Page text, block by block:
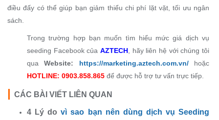
điều đấy có thể giúp bạn giảm thiểu chi phí lặt vặt, tối ưu ngân
sách.
Trong trường hợp bạn muốn tìm hiểu mức giá dịch vụ
seeding Facebook của AZTECH, hãy liên hệ với chúng tôi
quaWebsite: https://marketing.aztech.com.vn/hoặc
HOTLINE: 0903.858.865 để được hỗ trợ tư vấn trực tiếp.
| CÁC BÀI VIẾT LIÊN QUAN
4 Lý dovì sao bạn nên dùng dịch vụ Seeding